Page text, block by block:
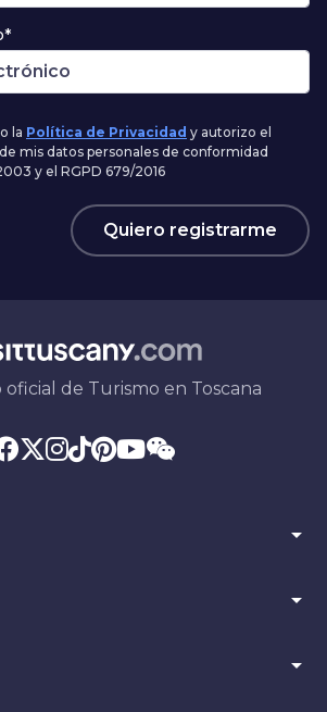
la Política de Privacidad y autorizo el
mis datos personales de conformidad
y el RGPD 679/2016
Quiero registrarme
oficial de Turismo en Toscana
arrow_drop_down
arrow_drop_down
arrow_drop_down